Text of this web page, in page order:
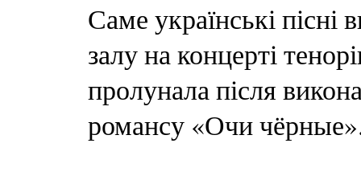
Саме українські
залу на концерті
пролунала після
романсу «Очи